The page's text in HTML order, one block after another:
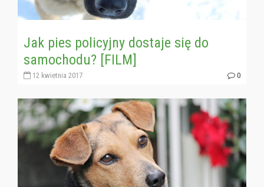
Jak pies policyjny dostaje się do
samochodu? [FILM]
12 kwietnia 2017 0